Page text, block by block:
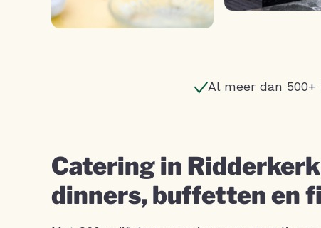
Al meer dan
Catering in
dinners, buffetten en